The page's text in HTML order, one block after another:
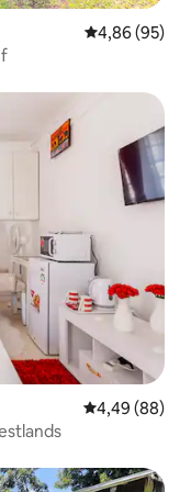
Gemiddelde
4,86 (95)
Gemiddelde
4,49 (88)